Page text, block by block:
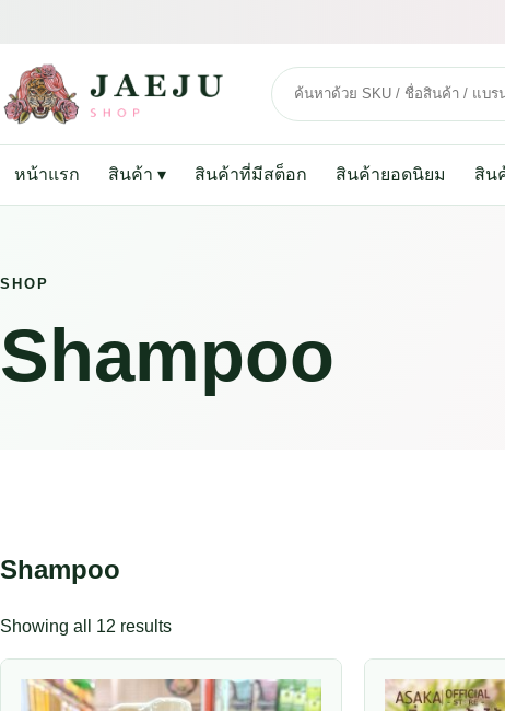
หน้าแรก สินค้า ▾ สินค้าที่มีสต็อก สินค้ายอดนิยม สิน
SHOP
Shampoo
Shampoo
Showing all 12 results